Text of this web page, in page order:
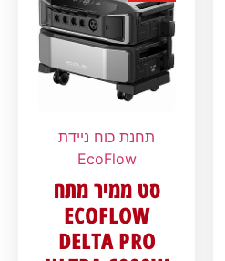
תחנת כוח ניידת
EcoFlow
סט ממיר מתח
ECOFLOW
DELTA PRO